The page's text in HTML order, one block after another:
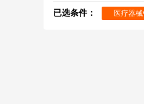
建材销售
已选条件： 医疗器